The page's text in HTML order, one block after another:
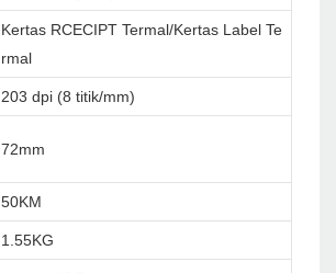
Kertas RCECIPT Termal/Kertas Label Te
rmal
203 dpi (8 titik/mm)
72mm
50KM
1.55KG